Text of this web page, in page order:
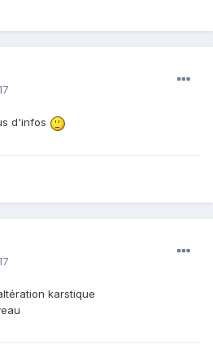
d'infos
karstique